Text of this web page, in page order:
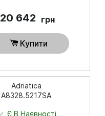
20 642 грн
Купити
Adriatica
A8328.5217SA
Є В Наявності